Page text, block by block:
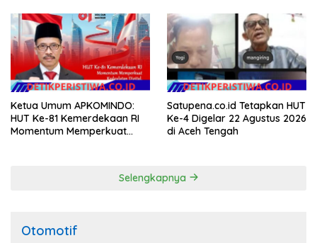
Masyarakat
Ketua Umum APKOMINDO:
HUT Ke-81 Kemerdekaan RI
Momentum Memperkuat
Satupena.co.id Tetapkan HUT
Ke-4 Digelar 22 Agustus 2026
di Aceh Tengah
Selengkapnya
Otomotif